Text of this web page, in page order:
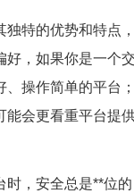
独特的优势和特点
好，如果你是一个
、操作简单的平台
能会更看重平台提
时，安全总是**位